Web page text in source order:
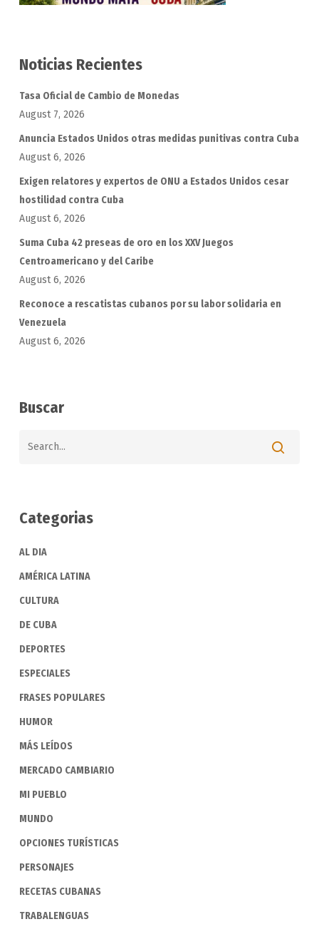
Noticias Recientes
Tasa Oficial de Cambio de Monedas
August 7, 2026
Anuncia Estados Unidos otras medidas punitivas contra Cuba
August 6, 2026
Exigen relatores y expertos de ONU a Estados Unidos cesar
hostilidad contra Cuba
August 6, 2026
Suma Cuba 42 preseas de oro en los XXV Juegos
Centroamericano y del Caribe
August 6, 2026
Reconoce a rescatistas cubanos por su labor solidaria en
Venezuela
August 6, 2026
Buscar
Categorias
AL DIA
AMÉRICA LATINA
CULTURA
DE CUBA
DEPORTES
ESPECIALES
FRASES POPULARES
HUMOR
MÁS LEÍDOS
MERCADO CAMBIARIO
MI PUEBLO
MUNDO
OPCIONES TURÍSTICAS
PERSONAJES
RECETAS CUBANAS
TRABALENGUAS